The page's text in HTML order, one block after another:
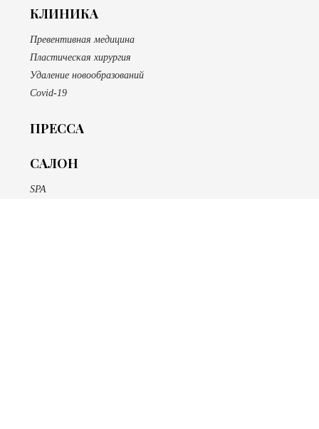
КЛИНИКА
Превентивная медицина
Пластическая хирургия
Удаление новообразований
Covid-19
ПРЕССА
САЛОН
SPA